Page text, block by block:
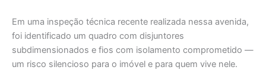
Em uma inspeção técnica recente realizada nessa avenida,
foi identificado um quadro com disjuntores
subdimensionados e fios com isolamento comprometido —
um risco silencioso para o imóvel e para quem vive nele.